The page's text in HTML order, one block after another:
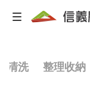
清洗 整理收納